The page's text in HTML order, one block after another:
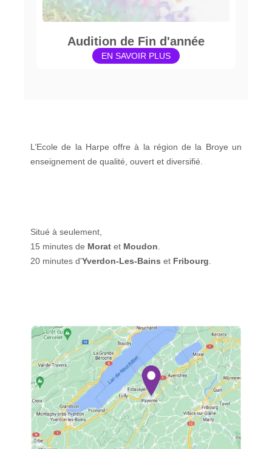
Audition de Fin d'année
EN SAVOIR PLUS
L’Ecole de la Harpe offre à la région de la Broye un
enseignement de qualité, ouvert et diversifié.
Situé à seulement,
15 minutes de Morat et Moudon
20 minutes d'Yverdon-Les-Bains et Fribourg